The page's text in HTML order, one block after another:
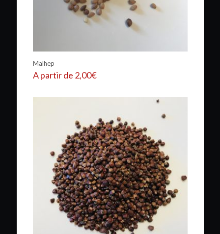
Malhep
A partir de 2,00€